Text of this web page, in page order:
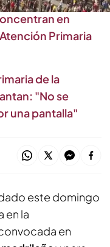
en
Primaria
de la
"No se
una pantalla"
este domingo
en la
en